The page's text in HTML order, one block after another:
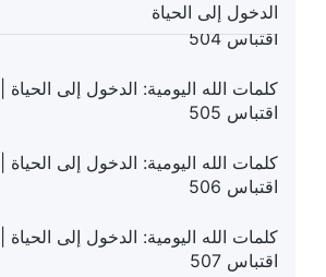
الدخول إلى الحياة
البشرية الدخول إلى الحياة
كلمات الله اليومية: الدخول إلى الحياة |
اقتباس 504
كلمات الله اليومية: الدخول إلى الحياة |
اقتباس 505
كلمات الله اليومية: الدخول إلى الحياة |
اقتباس 506
كلمات الله اليومية: الدخول إلى الحياة |
اقتباس 507